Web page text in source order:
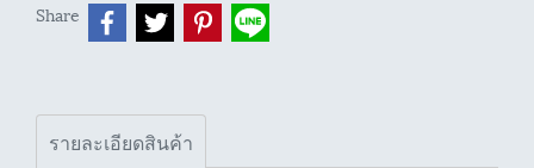
Share
รายละเอียดสินค้า